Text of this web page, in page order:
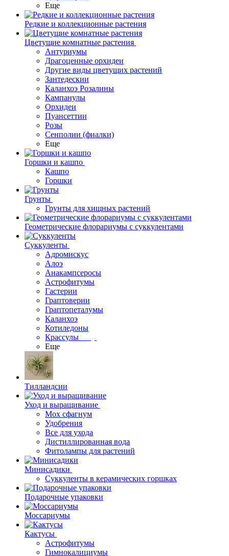
Еще
Редкие и коллекционные растения
Цветущие комнатные растения
Антуриумы
Драгоценные орхидеи
Другие виды цветущих растений
Зантедескии
Каланхоэ Розалины
Кампанулы
Орхидеи
Пуансеттии
Розы
Сенполии (фиалки)
Еще
Горшки и кашпо
Кашпо
Горшки
Грунты
Грунты для хищных растений
Геометрические флорариумы с суккулентами
Суккуленты
Адромискус
Алоэ
Анакампсеросы
Астрофитумы
Гастерии
Граптоверии
Граптопеталумы
Каланхоэ
Котиледоны
Крассулы
Еще
Тилландсии
Уход и выращивание
Мох сфагнум
Удобрения
Все для ухода
Дистиллированная вода
Фитолампы для растений
Минисадики
Суккуленты в керамических горшках
Подарочные упаковки
Моссариумы
Кактусы
Астрофитумы
Гимнокалициумы